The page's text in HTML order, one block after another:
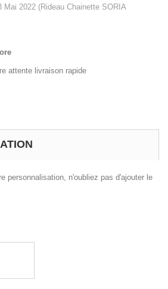
Mai 2022 (Rideau Chainette SORIA
attente livraison rapide
personnalisation, n'oubliez pas d'ajouter le